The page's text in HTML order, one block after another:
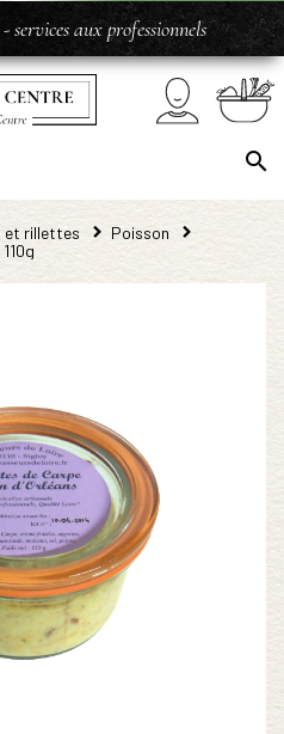
aux professionnels
et rillettes
Poisson